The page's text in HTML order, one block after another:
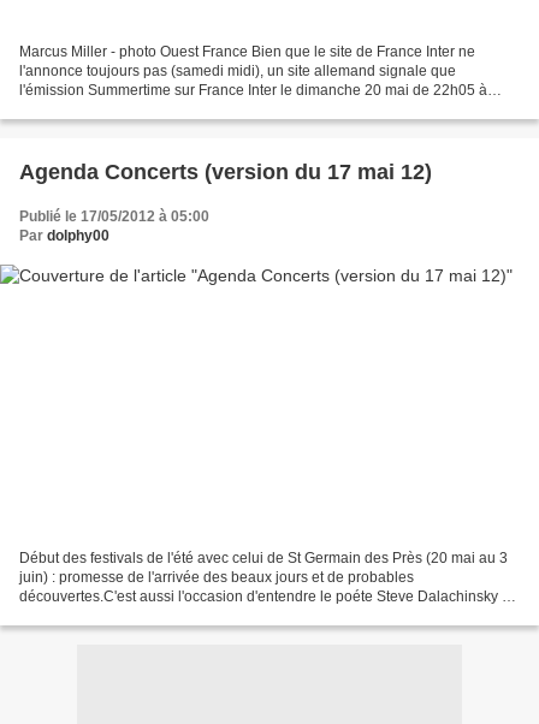
Marcus Miller - photo Ouest France Bien que le site de France Inter ne
l'annonce toujours pas (samedi midi), un site allemand signale que
l'émission Summertime sur France Inter le dimanche 20 mai de 22h05 à
Agenda Concerts (version du 17 mai 12)
Publié le 17/05/2012 à 05:00
Par dolphy00
Début des festivals de l'été avec celui de St Germain des Près (20 mai au 3
juin) : promesse de l'arrivée des beaux jours et de probables
découvertes.C'est aussi l'occasion d'entendre le poéte Steve Dalachinsky en